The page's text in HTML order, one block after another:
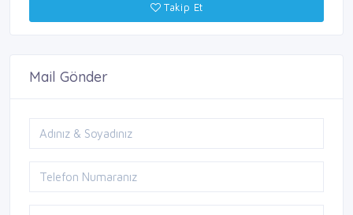
Takip Et
Mail Gönder